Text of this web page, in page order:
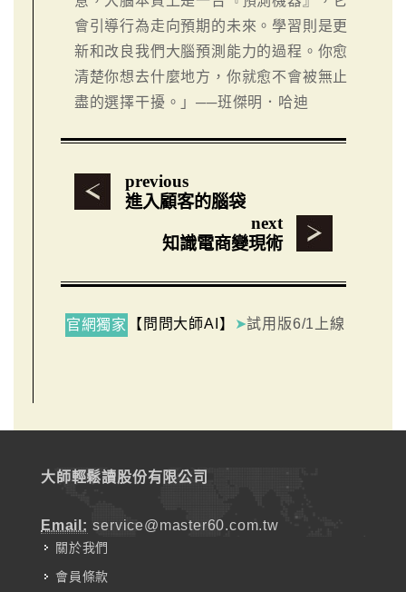
會引導行為走向預期的未來。學習則是更
新和改良我們大腦預測能力的過程。你愈
清楚你想去什麼地方，你就愈不會被無止
盡的選擇干擾。」──班傑明．哈迪
previous
進入顧客的腦袋
next
知識電商變現術
官網獨家 【問問大師AI】 ➤試用版6/1上線
大師輕鬆讀股份有限公司
Email: service@master60.com.tw
關於我們
會員條款